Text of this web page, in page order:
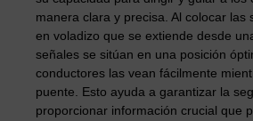
manera clara y precisa. Al colocar las
en voladizo que se extiende desde
señales se sitúan en una posición
conductores las vean fácilmente
puente. Esto ayuda a garantizar la
proporcionar información crucial que